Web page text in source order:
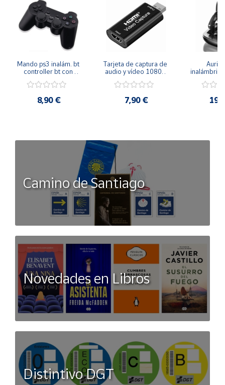
Mando ps3 inalám. bt
controller bt con
vibración
8,90 €
Tarjeta de captura de
audio y vídeo 1080p
7,90 €
manos
Camino de Santiago
Novedades en Libros
Distintivo DGT